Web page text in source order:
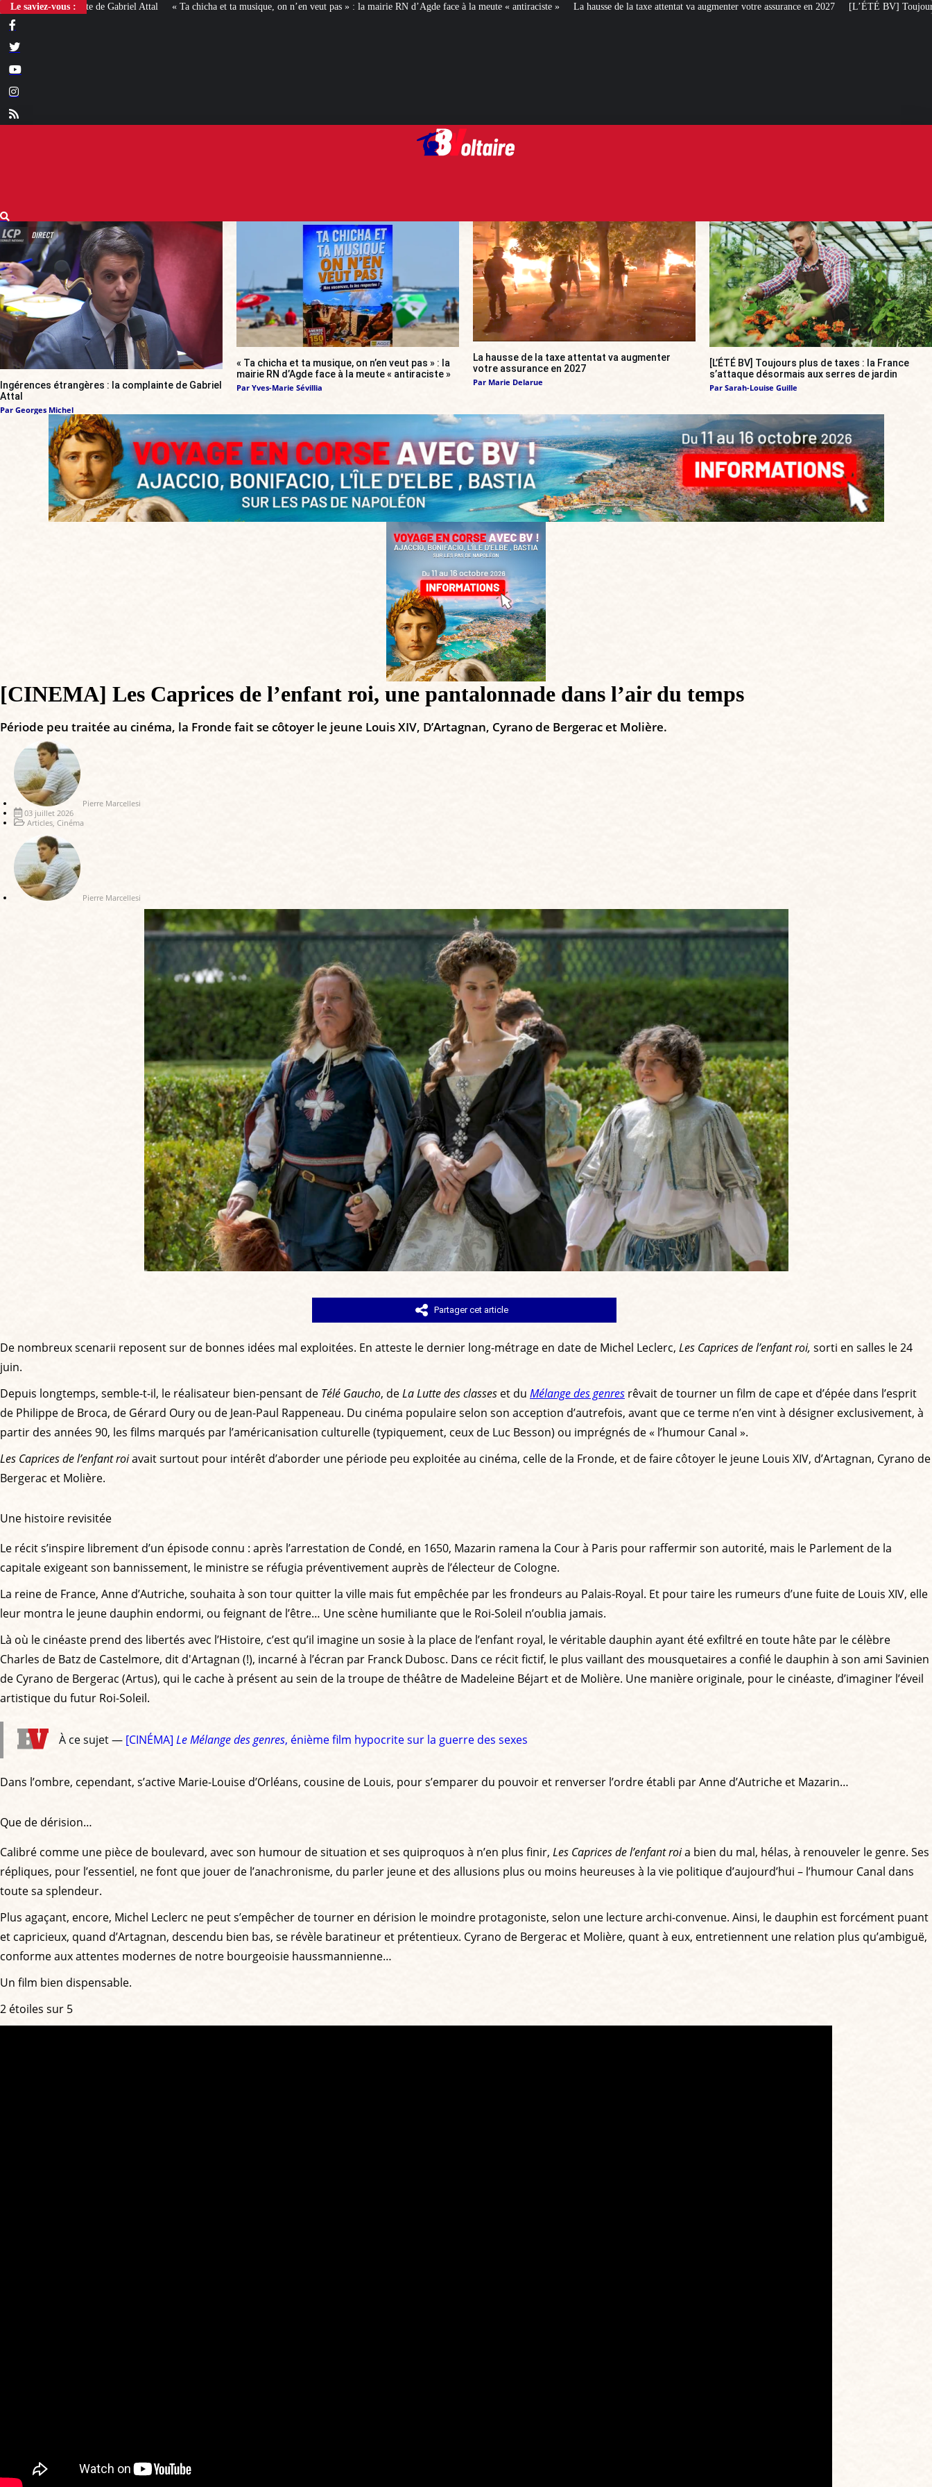
Le saviez-vous :« Ta chicha et ta musique, on n’en veut pas » : la mairie RN d’Agde face à la meute « antiraciste » La hausse de la taxe attentat va augmenter votre assurance en 2027 [L’ÉTÉ BV] Toujours plus de taxes : la France
Ingérences étrangères : la complainte de Gabriel
Attal
Par Georges Michel
« Ta chicha et ta musique, on n’en veut pas » : la
mairie RN d’Agde face à la meute « antiraciste »
Par Yves-Marie Sévillia
La hausse de la taxe attentat va augmenter
votre assurance en 2027
Par Marie Delarue
[L’ÉTÉ BV] Toujours plus de taxes : la France
s’attaque désormais aux serres de jardin
Par Sarah-Louise Guille
[CINEMA] Les Caprices de l’enfant roi, une pantalonnade dans l’air du temps
Période peu traitée au cinéma, la Fronde fait se côtoyer le jeune Louis XIV, D’Artagnan, Cyrano de Bergerac et Molière.
Pierre Marcellesi
03 juillet 2026
Articles Cinéma
Pierre Marcellesi
Partager cet article
De nombreux scenarii reposent sur de bonnes idées mal exploitées. En atteste le dernier long-métrage en date de Michel Leclerc, Les Caprices de l’enfant roi, sorti en salles le 24
juin.
Depuis longtemps, semble-t-il, le réalisateur bien-pensant de Télé Gaucho, deLa Lutte des classes et du Mélange des genres rêvait de tourner un film de cape et d’épée dans l’esprit
de Philippe de Broca, de Gérard Oury ou de Jean-Paul Rappeneau. Du cinéma populaire selon son acception d’autrefois, avant que ce terme n’en vint à désigner exclusivement, à
partir des années 90, les films marqués par l’américanisation culturelle (typiquement, ceux de Luc Besson) ou imprégnés de « l’humour Canal ».
Les Caprices de l’enfant roiavait surtout pour intérêt d’aborder une période peu exploitée au cinéma, celle de la Fronde, et de faire côtoyer le jeune Louis XIV, d’Artagnan, Cyrano de
Bergerac et Molière.
Une histoire revisitée
Le récit s’inspire librement d’un épisode connu : après l’arrestation de Condé, en 1650, Mazarin ramena la Cour à Paris pour raffermir son autorité, mais le Parlement de la
capitale exigeant son bannissement, le ministre se réfugia préventivement auprès de l’électeur de Cologne.
La reine de France, Anne d’Autriche, souhaita à son tour quitter la ville mais fut empêchée par les frondeurs au Palais-Royal. Et pour taire les rumeurs d’une fuite de Louis XIV, elle
leur montra le jeune dauphin endormi, ou feignant de l’être… Une scène humiliante que le Roi-Soleil n’oublia jamais.
Là où le cinéaste prend des libertés avec l’Histoire, c’est qu’il imagine un sosie à la place de l’enfant royal, le véritable dauphin ayant été exfiltré en toute hâte par le célèbre
Charles de Batz de Castelmore, dit d'Artagnan (!), incarné à l’écran par Franck Dubosc. Dans ce récit fictif, le plus vaillant des mousquetaires a confié le dauphin à son ami Savinien
de Cyrano de Bergerac (Artus), qui le cache à présent au sein de la troupe de théâtre de Madeleine Béjart et de Molière. Une manière originale, pour le cinéaste, d’imaginer l’éveil
artistique du futur Roi-Soleil.
À ce sujet — [CINÉMA] Le Mélange des genres, énième film hypocrite sur la guerre des sexes
Dans l’ombre, cependant, s’active Marie-Louise d’Orléans, cousine de Louis, pour s’emparer du pouvoir et renverser l’ordre établi par Anne d’Autriche et Mazarin…
Que de dérision…
Calibré comme une pièce de boulevard, avec son humour de situation et ses quiproquos à n’en plus finir, Les Caprices de l’enfant roia bien du mal, hélas, à renouveler le genre. Ses
répliques, pour l’essentiel, ne font que jouer de l’anachronisme, du parler jeune et des allusions plus ou moins heureuses à la vie politique d’aujourd’hui – l’humour Canal dans
toute sa splendeur.
Plus agaçant, encore, Michel Leclerc ne peut s’empêcher de tourner en dérision le moindre protagoniste, selon une lecture archi-convenue. Ainsi, le dauphin est forcément puant
et capricieux, quand d’Artagnan, descendu bien bas, se révèle baratineur et prétentieux. Cyrano de Bergerac et Molière, quant à eux, entretiennent une relation plus qu’ambiguë,
conforme aux attentes modernes de notre bourgeoisie haussmannienne…
Un film bien dispensable.
2 étoiles sur 5